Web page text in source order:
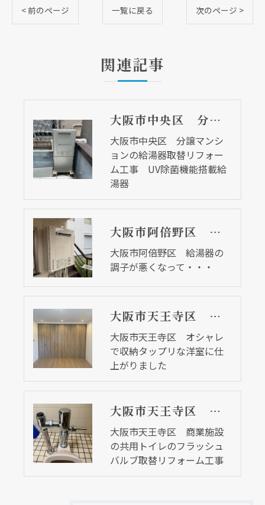
< 前のページ 一覧に戻る 次のページ >
関連記事
大阪市中央区 分譲マンションの給湯器取替リフォーム工事 UV除菌機能搭載給湯器
大阪市中央区 分譲マンシ
ョンの給湯器取替リフォー
ム工事 UV除菌機能搭載給
湯器
大阪市阿倍野区 給湯器の調子が悪くなって・・・
大阪市阿倍野区 給湯器の
調子が悪くなって・・・
大阪市天王寺区 オシャレで収納タップリな洋室に仕上がりました
大阪市天王寺区 オシャレ
で収納タップリな洋室に仕
上がりました
大阪市天王寺区 商業施設の共用トイレのフラッシュバルブ取替リフォーム工事
大阪市天王寺区 商業施設
の共用トイレのフラッシュ
バルブ取替リフォーム工事